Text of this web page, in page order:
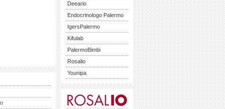
Deeario
Endocrinologo Palermo
IgersPalermo
Kifulab
PalermoBimbi
Rosalio
Younipa